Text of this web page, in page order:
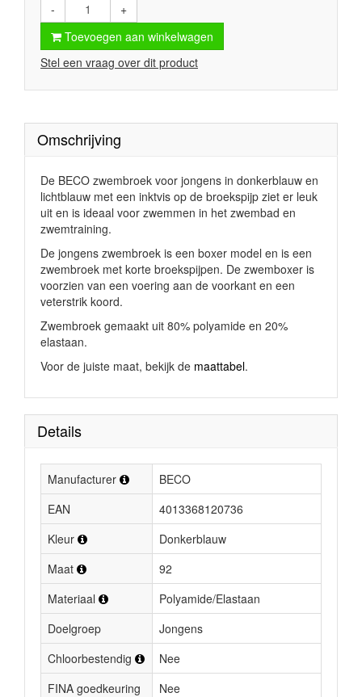
-
+
Toevoegen aan winkelwagen
Stel een vraag over dit product
Omschrijving
De BECO zwembroek voor jongens in donkerblauw en
lichtblauw met een inktvis op de broekspijp ziet er leuk
uit en is ideaal voor zwemmen in het zwembad en
zwemtraining.
De jongens zwembroek is een boxer model en is een
zwembroek met korte broekspijpen. De zwemboxer is
voorzien van een voering aan de voorkant en een
veterstrik koord.
Zwembroek gemaakt uit 80% polyamide en 20%
elastaan.
Voor de juiste maat, bekijk de maattabel.
Details
Manufacturer
BECO
EAN
4013368120736
Kleur
Donkerblauw
Maat
92
Materiaal
Polyamide/Elastaan
Doelgroep
Jongens
Chloorbestendig
Nee
FINA goedkeuring
Nee